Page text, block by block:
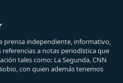
prensa independiente, informativo,
referencias a notas periodística que
tales como: La Segunda, CNN
con quien además tenemos